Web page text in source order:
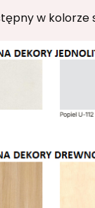
w kolorze